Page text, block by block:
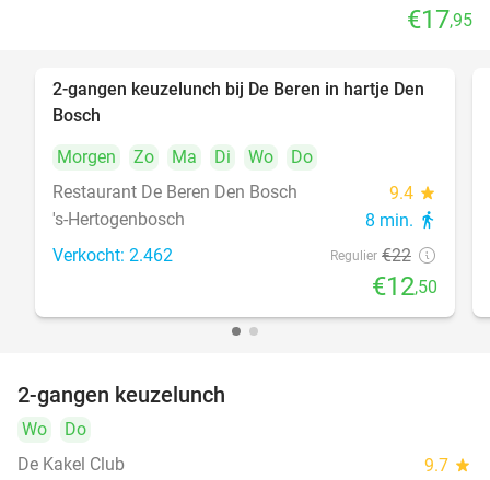
€17,95
43%
2-gangen keuzelunch bij De Beren in hartje Den
Bosch
Morgen
Zo Ma Di Wo
Do
Restaurant De Beren Den Bosch
9.4 star
's-Hertogenbosch 8 min. directions_walk
Verkocht: 2.462 Regulier €22
€12,50
2-gangen keuzelunch
Wo
Do
De Kakel Club
9.7 star